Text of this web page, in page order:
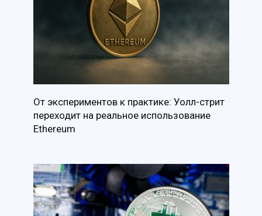
От экспериментов к практике: Уолл-стрит
переходит на реальное использование
Ethereum